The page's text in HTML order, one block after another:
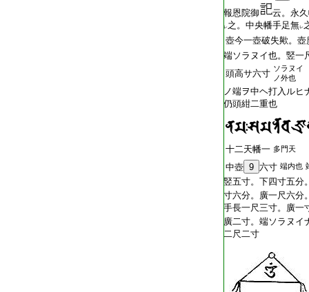
報恩院御 云。永
レ之。中央幡手足無レ
壺今一壺破失歟。壺
端ソラヌイ也。竪一
頭高サ六寸 ソラヌイ
ノ外也
ノ端ヲ中ヘ打入ルヒ
仍頭紺二重也
十二天幡一 多門天
中壺 9 六寸 端内也
竪五寸。下四寸五分
寸六分。廣一尺六分
手長一尺三寸。廣一
廣二寸。端ソラヌイ
二尺二寸